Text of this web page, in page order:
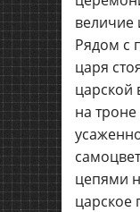
величие
Рядом с
царя
царской
на троне
цепями
царское